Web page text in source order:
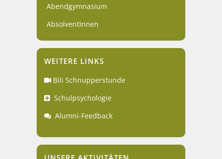
Abendgymnasium
AbsolventInnen
WEITERE LINKS
Bili Schnupperstunde
Schulpsychologie
Alumni-Feedback